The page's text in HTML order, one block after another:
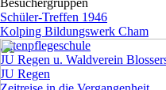
Besuchergruppen
Schüler-Treffen 1946
Kolping Bildungswerk Cham
Altenpflegeschule
JU Regen u. Waldverein
JU Regen